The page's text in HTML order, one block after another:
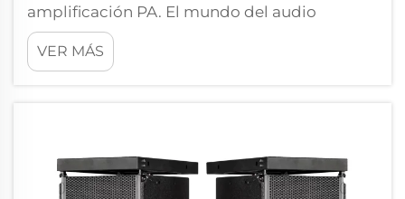
amplificación PA. El mundo del audio
profesional ha experimentado una evolución
notable en los amplificadores PA a lo largo de
las décadas. Desde el sonido cálido y
VER MÁS